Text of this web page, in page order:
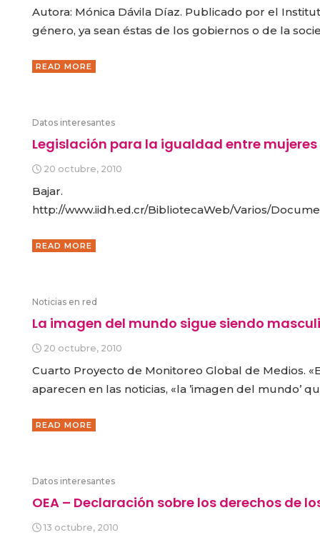
Autora: Mónica Dávila Díaz. Publicado por el
género, ya sean éstas de los gobiernos o de la
READ MORE
Datos interesantes
Legislación para la igualdad entre
20 octubre, 2010
Bajar.
http://www.iidh.ed.cr/BibliotecaWeb/Varios/
READ MORE
Noticias en red
La imagen del mundo sigue siendo
20 octubre, 2010
Cuarto Proyecto de Monitoreo Global de Medios.
aparecen en las noticias, «la ’imagen del
READ MORE
Datos interesantes
OEA – Declaración sobre los derechos de
13 octubre, 2010